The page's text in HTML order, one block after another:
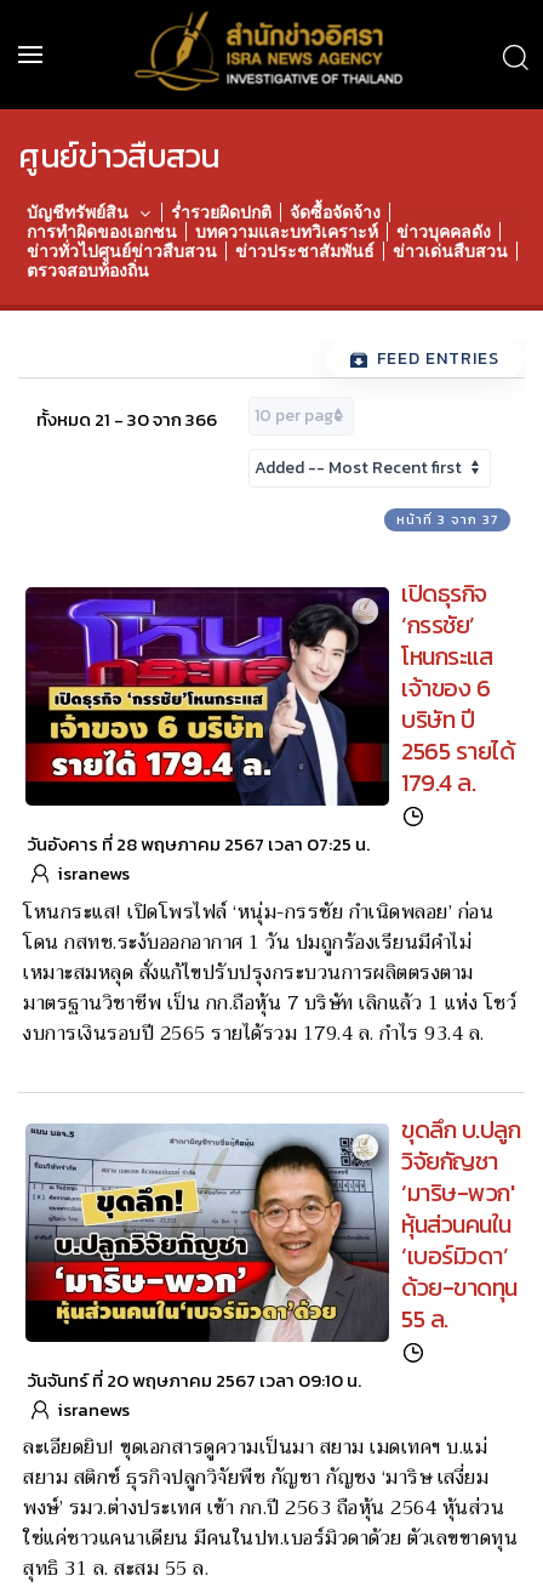
ศูนย์ข่าวสืบสวน
บัญชีทรัพย์สิน ร่ำรวยผิดปกติ
จัดซื้อจัดจ้าง
การทำผิดของเอกชน
บทความและบทวิเคราะห์
ข่าวบุคคลดัง
ข่าวทั่วไปศูนย์ข่าวสืบสวน
ข่าวประชาสัมพันธ์
ข่าวเด่นสืบสวน
ตรวจสอบท้องถิ่น
FEED ENTRIES
ทั้งหมด 21 - 30 จาก 366
หน้าที่ 3 จาก 37
เปิดธุรกิจ
‘กรรชัย’
โหนกระแส
เจ้าของ 6
บริษัท ปี
2565 รายได้
179.4 ล.
วันอังคาร ที่ 28 พฤษภาคม 2567 เวลา 07:25 น.
isranews
โหนกระแส! เปิดโพรไฟล์ ‘หนุ่ม-กรรชัย กำเนิดพลอย’ ก่อน
โดน กสทช.ระงับออกอากาศ 1 วัน ปมถูกร้องเรียนมีคำไม่
เหมาะสมหลุด สั่งแก้ไขปรับปรุงกระบวนการผลิตตรงตาม
มาตรฐานวิชาชีพ เป็น กก.ถือหุ้น 7 บริษัท เลิกแล้ว 1 แห่ง โชว์
งบการเงินรอบปี 2565 รายได้รวม 179.4 ล. กำไร 93.4 ล.
ขุดลึก บ.ปลูก
วิจัยกัญชา
‘มาริษ-พวก'
หุ้นส่วนคนใน
‘เบอร์มิวดา’
ด้วย-ขาดทุน
55 ล.
วันจันทร์ ที่ 20 พฤษภาคม 2567 เวลา 09:10 น.
isranews
ละเอียดยิบ! ขุดเอกสารดูความเป็นมา สยาม เมดเทคฯ บ.แม่
สยาม สติกซ์ ธุรกิจปลูกวิจัยพืช กัญชา กัญชง ‘มาริษ เสงี่ยม
พงษ์’ รมว.ต่างประเทศ เข้า กก.ปี 2563 ถือหุ้น 2564 หุ้นส่วน
ใช่แค่ชาวแคนาเดียน มีคนในปท.เบอร์มิวดาด้วย ตัวเลขขาดทุน
สุทธิ 31 ล. สะสม 55 ล.